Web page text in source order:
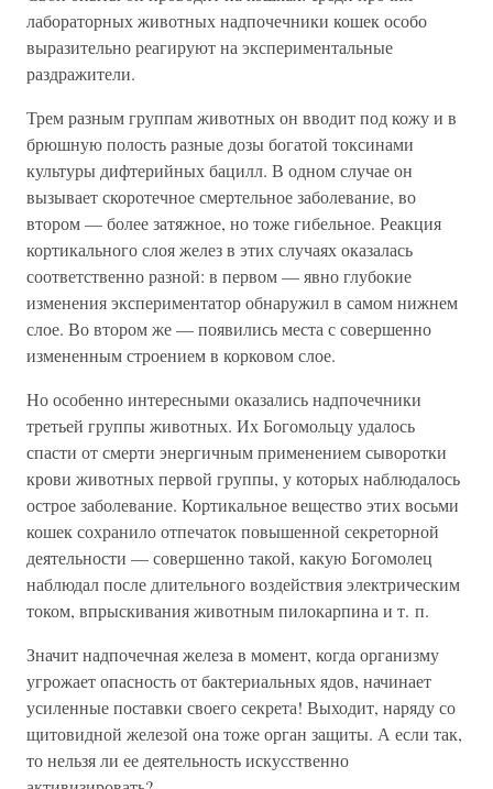
лабораторных животных надпочечники кошек особо
выразительно реагируют на экспериментальные
раздражители.
Трем разным группам животных он вводит под кожу и в
брюшную полость разные дозы богатой токсинами
культуры дифтерийных бацилл. В одном случае он
вызывает скоротечное смертельное заболевание, во
втором — более затяжное, но тоже гибельное. Реакция
кортикального слоя желез в этих случаях оказалась
соответственно разной: в первом — явно глубокие
изменения экспериментатор обнаружил в самом нижнем
слое. Во втором же — появились места с совершенно
измененным строением в корковом слое.
Но особенно интересными оказались надпочечники
третьей группы животных. Их Богомольцу удалось
спасти от смерти энергичным применением сыворотки
крови животных первой группы, у которых наблюдалось
острое заболевание. Кортикальное вещество этих восьми
кошек сохранило отпечаток повышенной секреторной
деятельности — совершенно такой, какую Богомолец
наблюдал после длительного воздействия электрическим
током, впрыскивания животным пилокарпина и т. п.
Значит надпочечная железа в момент, когда организму
угрожает опасность от бактериальных ядов, начинает
усиленные поставки своего секрета! Выходит, наряду со
щитовидной железой она тоже орган защиты. А если так,
то нельзя ли ее деятельность искусственно